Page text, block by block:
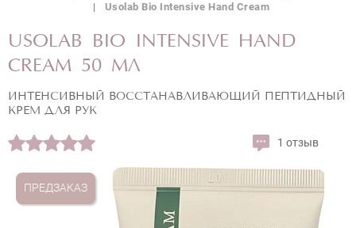
Usolab Bio Intensive Hand Cream
USOLAB BIO INTENSIVE HAND
CREAM 50 МЛ
ИНТЕНСИВНЫЙ ВОССТАНАВЛИВАЮЩИЙ ПЕПТИДНЫЙ
КРЕМ ДЛЯ РУК
1 отзыв
ПРЕДЗАКАЗ